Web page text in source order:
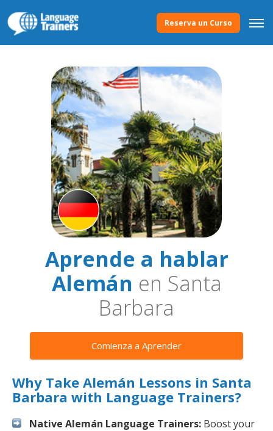
Reserva un Curso
Aprende a hablar
Alemán en Santa
Barbara
Comienza a Aprender
Why Take Alemán Lessons in Santa
Barbara with Language Trainers?
Native Alemán Language Trainers: Boost your